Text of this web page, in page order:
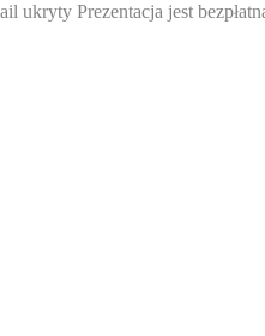
ukryty Prezentacja jest